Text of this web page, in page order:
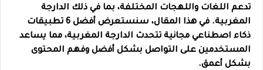
تدعم اللغات واللهجات المختلفة، بما في ذلك الدارجة
المغربية. في هذا المقال، سنستعرض أفضل 6 تطبيقات
ذكاء اصطناعي مجانية تتحدث الدارجة المغربية، مما يساعد
المستخدمين على التواصل بشكل أفضل وفهم المحتوى
بشكل أعمق.